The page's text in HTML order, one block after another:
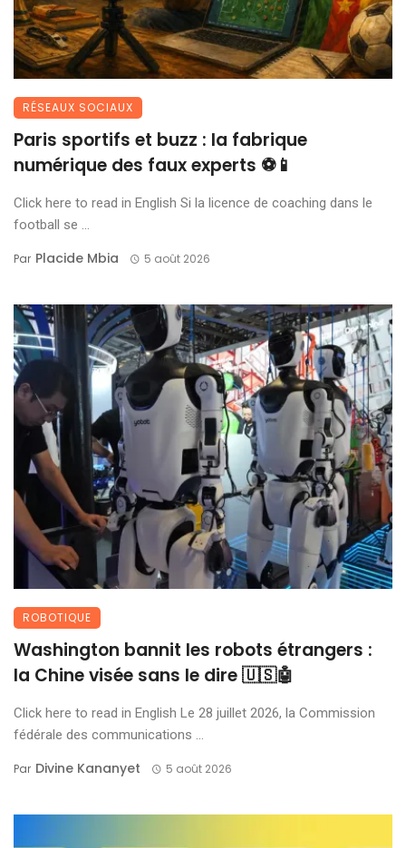
RÉSEAUX SOCIAUX
Paris sportifs et buzz : la fabrique
numérique des faux experts ⚽📱
Click here to read in English Si la licence de coaching dans le
football se ...
Par Placide Mbia 5 août 2026
ROBOTIQUE
Washington bannit les robots étrangers :
la Chine visée sans le dire 🇺🇸🤖
Click here to read in English Le 28 juillet 2026, la Commission
fédérale des communications ...
Par Divine Kananyet 5 août 2026